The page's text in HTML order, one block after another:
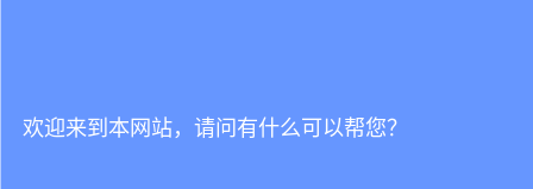
欢迎来到本网站，请问有什么可以帮您？